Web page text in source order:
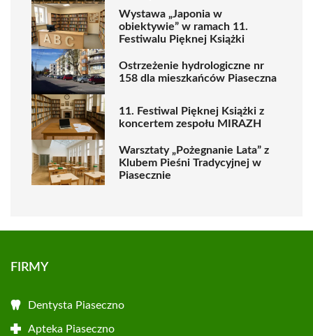
Wystawa „Japonia w
obiektywie” w ramach 11.
Festiwalu Pięknej Książki
Ostrzeżenie hydrologiczne nr
158 dla mieszkańców Piaseczna
11. Festiwal Pięknej Książki z
koncertem zespołu MIRAZH
Warsztaty „Pożegnanie Lata” z
Klubem Pieśni Tradycyjnej w
Piasecznie
FIRMY
Dentysta Piaseczno
Apteka Piaseczno